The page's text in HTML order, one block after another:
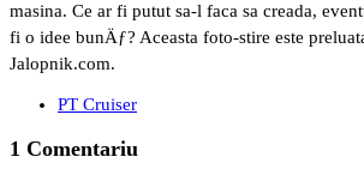
masina. Ce ar fi putut sa-l faca sa creada,
fi o idee bunÄƒ? Aceasta foto-stire este
Jalopnik.com.
PT Cruiser
1 Comentariu